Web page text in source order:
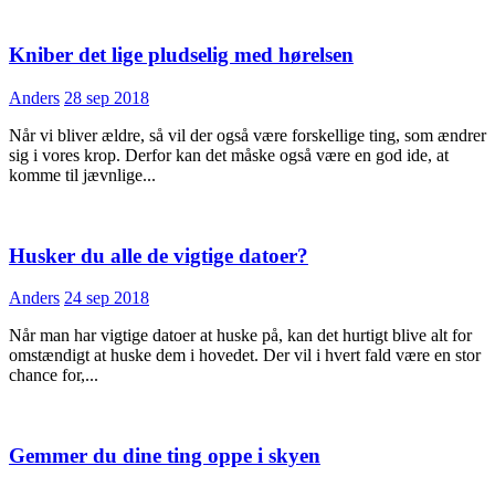
Kniber det lige pludselig med hørelsen
Anders 28 sep 2018
Når vi bliver ældre, så vil der også være forskellige ting, som ændrer
sig i vores krop. Derfor kan det måske også være en god ide, at
komme til jævnlige...
Husker du alle de vigtige datoer?
Anders 24 sep 2018
Når man har vigtige datoer at huske på, kan det hurtigt blive alt for
omstændigt at huske dem i hovedet. Der vil i hvert fald være en stor
chance for,...
Gemmer du dine ting oppe i skyen